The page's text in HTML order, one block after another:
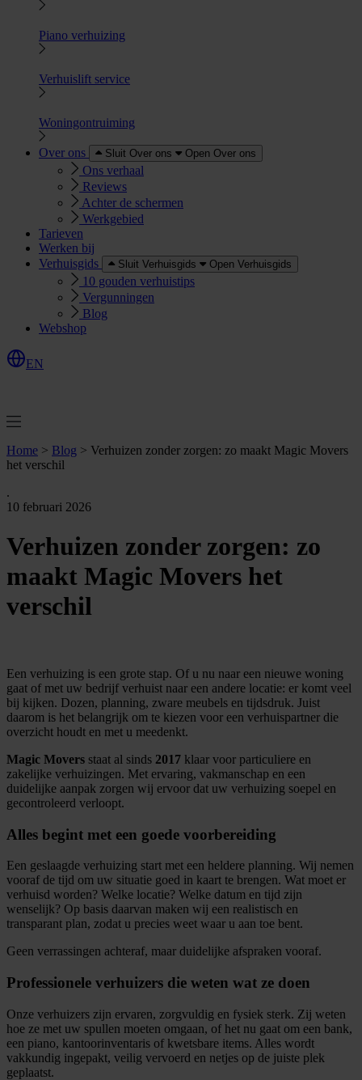
Piano verhuizing
Verhuislift service
Woningontruiming
Over ons Sluit Over ons Open Over ons
Ons verhaal
Reviews
Achter de schermen
Werkgebied
Tarieven
Werken bij
Verhuisgids
Sluit Verhuisgids Open Verhuisgids
10 gouden verhuistips
Vergunningen
Blog
Webshop
EN
Home > Blog > Verhuizen zonder zorgen: zo maakt Magic Movers
het verschil
.
10 februari 2026
Verhuizen zonder zorgen: zo
maakt Magic Movers het
verschil
Een verhuizing is een grote stap. Of u nu naar een nieuwe woning
gaat of met uw bedrijf verhuist naar een andere locatie: er komt veel
bij kijken. Dozen, planning, zware meubels en tijdsdruk. Juist
daarom is het belangrijk om te kiezen voor een verhuispartner die
overzicht houdt en met u meedenkt.
Magic Movers staat al sinds 2017 klaar voor particuliere en
zakelijke verhuizingen. Met ervaring, vakmanschap en een
duidelijke aanpak zorgen wij ervoor dat uw verhuizing soepel en
gecontroleerd verloopt.
Alles begint met een goede voorbereiding
Een geslaagde verhuizing start met een heldere planning. Wij nemen
vooraf de tijd om uw situatie goed in kaart te brengen. Wat moet er
verhuisd worden? Welke locatie? Welke datum en tijd zijn
wenselijk? Op basis daarvan maken wij een realistisch en
transparant plan, zodat u precies weet waar u aan toe bent.
Geen verrassingen achteraf, maar duidelijke afspraken vooraf.
Professionele verhuizers die weten wat ze doen
Onze verhuizers zijn ervaren, zorgvuldig en fysiek sterk. Zij weten
hoe ze met uw spullen moeten omgaan, of het nu gaat om een bank,
een piano, kantoorinventaris of kwetsbare items. Alles wordt
vakkundig ingepakt, veilig vervoerd en netjes op de juiste plek
geplaatst.